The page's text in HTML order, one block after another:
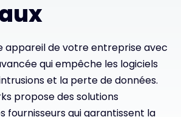
Access - En savoir plus
Contact
#weareexclusive
appareil de votre entreprise avec
qui empêche les logiciels
et la perte de données.
propose des solutions
fournisseurs qui garantissent la